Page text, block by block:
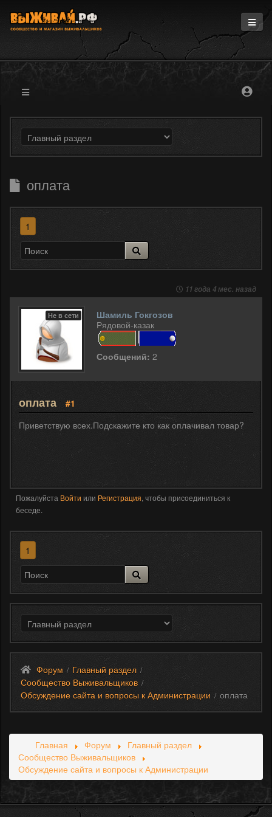
Информация
Магазин
Форум
оплата
1
11 года 4 мес. назад
Не в сети
Шамиль Гокгозов
Рядовой-казак
Сообщений: 2
оплата
#1
Приветствую всех.Подскажите кто как оплачивал товар?
Пожалуйста Войти или Регистрация, чтобы присоединиться к
беседе.
1
Форум / Главный раздел /
Сообщество Выживальщиков /
Обсуждение сайта и вопросы к Администрации / оплата
Главная Форум
Главный раздел
Сообщество Выживальщиков
Обсуждение сайта и вопросы к Администрации